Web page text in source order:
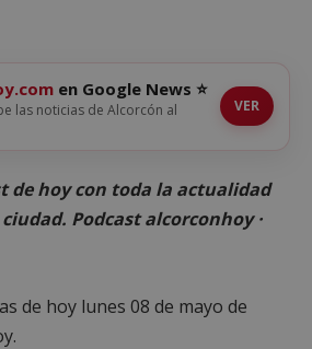
en Google News ⭐
las noticias de Alcorcón al
VER
de hoy con toda la actualidad
Podcast alcorconhoy ·
de hoy lunes 08 de mayo de